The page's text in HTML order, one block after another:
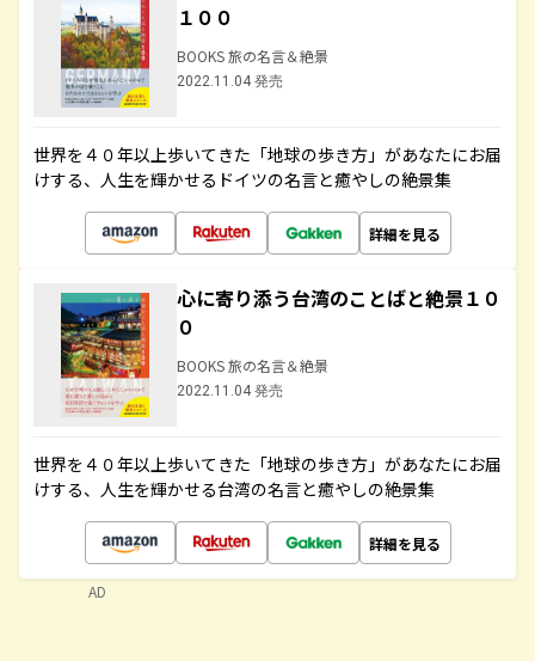
１００
BOOKS 旅の名言＆絶景
2022.11.04 発売
世界を４０年以上歩いてきた「地球の歩き方」があなたにお届
けする、人生を輝かせるドイツの名言と癒やしの絶景集
詳細を見る
心に寄り添う台湾のことばと絶景１０
０
BOOKS 旅の名言＆絶景
2022.11.04 発売
世界を４０年以上歩いてきた「地球の歩き方」があなたにお届
けする、人生を輝かせる台湾の名言と癒やしの絶景集
詳細を見る
AD